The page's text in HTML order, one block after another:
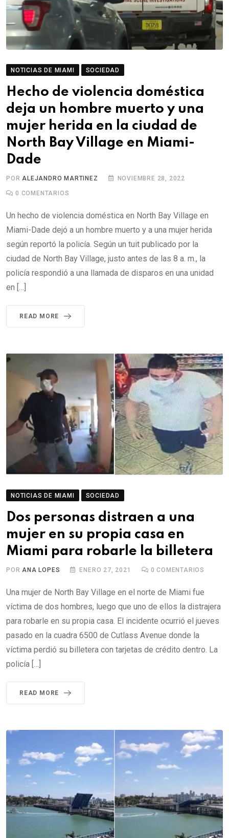
NOTICIAS DE MIAMI SOCIEDAD
Hecho de violencia doméstica
deja un hombre muerto y una
mujer herida en la ciudad de
North Bay Village en Miami-
Dade
POR ALEJANDRO MARTINEZ NOVIEMBRE 28, 2022
0 COMENTARIOS
Un hecho de violencia doméstica en North Bay Village en
Miami-Dade dejó a un hombre muerto y a una mujer herida
según reportó la policía. Según un tuit publicado por la
ciudad de North Bay Village, justo antes de las 8 a. m., la
policía respondió a una llamada de disparos en una unidad
en […]
READ MORE
NOTICIAS DE MIAMI SOCIEDAD
Dos personas distraen a una
mujer en su propia casa en
Miami para robarle la billetera
POR ANA LOPES ENERO 27, 2021 0 COMENTARIOS
Una mujer de North Bay Village en el norte de Miami fue
víctima de dos hombres, luego que uno de ellos la distrajera
para robarle en su propia casa. El incidente ocurrió el jueves
pasado en la cuadra 6500 de Cutlass Avenue donde la
víctima perdió su billetera con tarjetas de crédito dentro. La
policía […]
READ MORE